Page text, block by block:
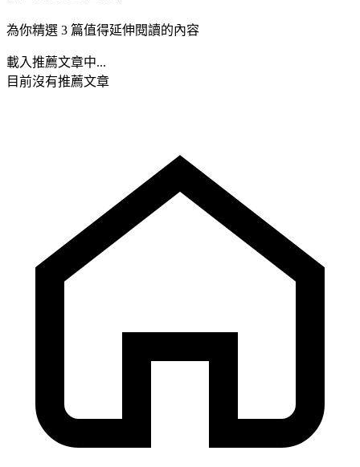
為你精選 3 篇值得延伸閱讀的內容
載入推薦文章中...
目前沒有推薦文章